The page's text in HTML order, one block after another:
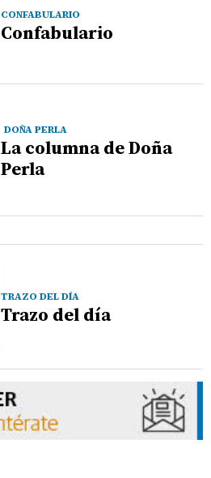
CONFABULARIO
Confabulario
DOÑA PERLA
La columna de Doña
Perla
TRAZO DEL DÍA
Trazo del día